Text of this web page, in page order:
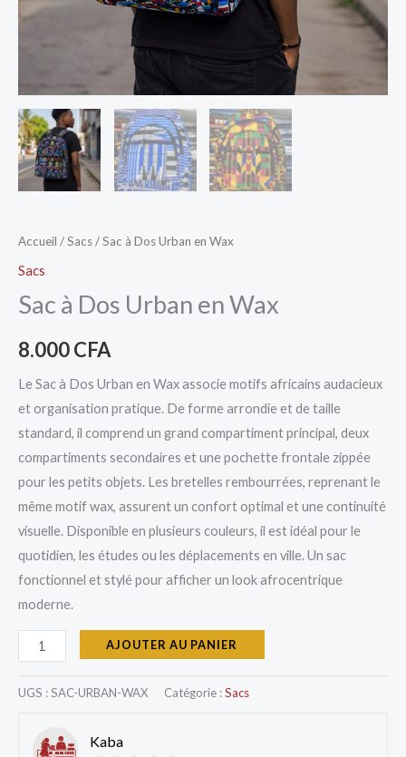
Accueil /Sacs/ Sac à Dos Urban en Wax
Sacs
Sac à Dos Urban en Wax
8.000CFA
Le Sac à Dos Urban en Wax associe motifs africains audacieux
et organisation pratique. De forme arrondie et de taille
standard, il comprend un grand compartiment principal, deux
compartiments secondaires et une pochette frontale zippée
pour les petits objets. Les bretelles rembourrées, reprenant le
même motif wax, assurent un confort optimal et une continuité
visuelle. Disponible en plusieurs couleurs, il est idéal pour le
quotidien, les études ou les déplacements en ville. Un sac
fonctionnel et stylé pour afficher un look afrocentrique
moderne.
AJOUTER AU PANIER
UGS :SAC-URBAN-WAX Catégorie :Sacs
Kaba